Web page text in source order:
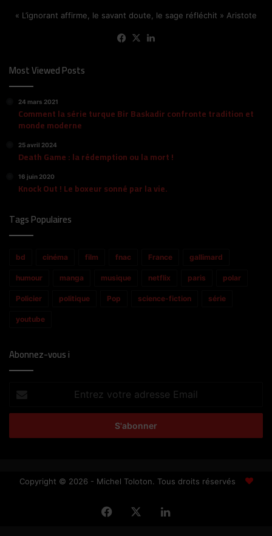
« L’ignorant affirme, le savant doute, le sage réfléchit » Aristote
Facebook
X
Most Viewed Posts
24 mars 2021
Comment la série turque Bir Baskadir confronte tradition et
monde moderne
25 avril 2024
Death Game : la rédemption ou la mort !
16 juin 2020
Knock Out ! Le boxeur sonné par la vie.
Tags Populaires
bd cinéma film fnac France gallimard
humour manga musique netflix paris polar
Policier politique Pop science-fiction série
youtube
Abonnez-vous i
adresse
Copyright © 2026 - Michel Toloton. Tous droits réservés
Facebook Linkedin